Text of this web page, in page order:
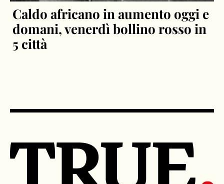
Caldo africano in aumento oggi e
domani, venerdì bollino rosso in
5 città